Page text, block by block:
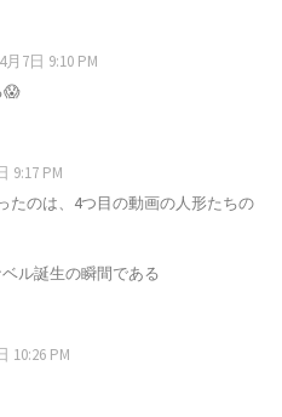
月7日 9:10 PM
😱
9:17 PM
たのは、4つ目の動画の人形たちの
ル誕生の瞬間である
10:26 PM